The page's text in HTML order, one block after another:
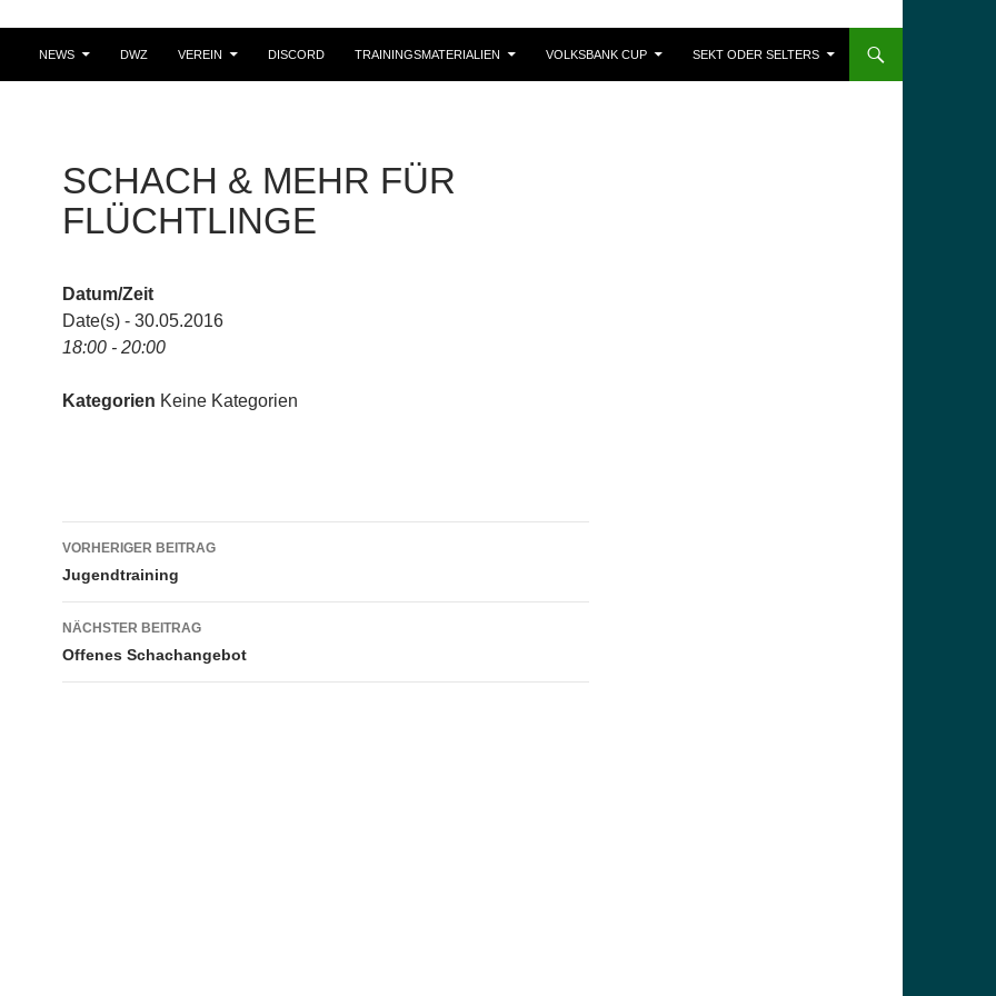
NEWS DWZ VEREIN DISCORD TRAININGSMATERIALIEN VOLKSBANK CUP SEKT ODER SELTERS
SCHACH & MEHR FÜR
FLÜCHTLINGE
Datum/Zeit
Date(s) - 30.05.2016
18:00 - 20:00
Kategorien Keine Kategorien
Beitragsnavigation
VORHERIGER BEITRAG
Jugendtraining
NÄCHSTER BEITRAG
Offenes Schachangebot